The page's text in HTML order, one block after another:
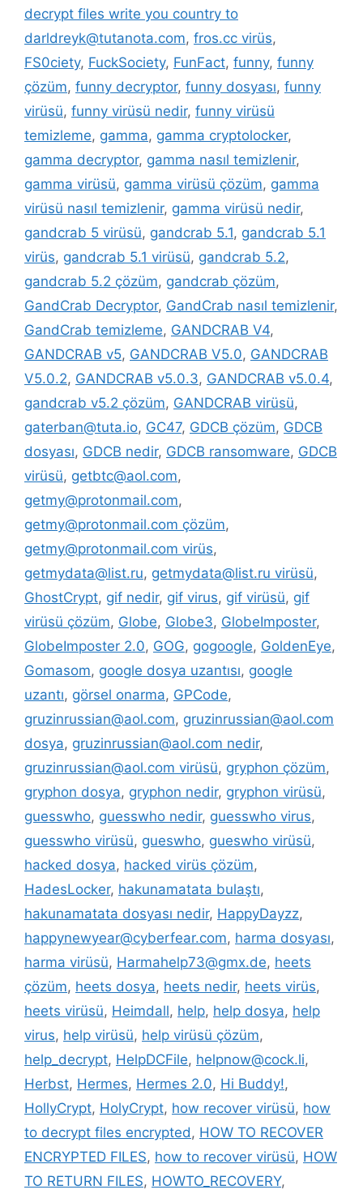
decrypt files write you country to
darldreyk@tutanota.com, fros.cc virüs,
FS0ciety, FuckSociety, FunFact, funny, funny
çözüm, funny decryptor, funny dosyası, funny
virüsü, funny virüsü nedir, funny virüsü
temizleme, gamma, gamma cryptolocker,
gamma decryptor, gamma nasıl temizlenir,
gamma virüsü, gamma virüsü çözüm, gamma
virüsü nasıl temizlenir, gamma virüsü nedir,
gandcrab 5 virüsü, gandcrab 5.1, gandcrab 5.1
virüs, gandcrab 5.1 virüsü, gandcrab 5.2,
gandcrab 5.2 çözüm, gandcrab çözüm,
GandCrab Decryptor, GandCrab nasıl temizlenir,
GandCrab temizleme, GANDCRAB V4,
GANDCRAB v5, GANDCRAB V5.0, GANDCRAB
V5.0.2, GANDCRAB v5.0.3, GANDCRAB v5.0.4,
gandcrab v5.2 çözüm, GANDCRAB virüsü,
gaterban@tuta.io, GC47, GDCB çözüm, GDCB
dosyası, GDCB nedir, GDCB ransomware, GDCB
virüsü, getbtc@aol.com,
getmy@protonmail.com,
getmy@protonmail.com çözüm,
getmy@protonmail.com virüs,
getmydata@list.ru, getmydata@list.ru virüsü,
GhostCrypt, gif nedir, gif virus, gif virüsü, gif
virüsü çözüm, Globe, Globe3, GlobeImposter,
GlobeImposter 2.0, GOG, gogoogle, GoldenEye,
Gomasom, google dosya uzantısı, google
uzantı, görsel onarma, GPCode,
gruzinrussian@aol.com, gruzinrussian@aol.com
dosya, gruzinrussian@aol.com nedir,
gruzinrussian@aol.com virüsü, gryphon çözüm,
gryphon dosya, gryphon nedir, gryphon virüsü,
guesswho, guesswho nedir, guesswho virus,
guesswho virüsü, gueswho, gueswho virüsü,
hacked dosya, hacked virüs çözüm,
HadesLocker, hakunamatata bulaştı,
hakunamatata dosyası nedir, HappyDayzz,
happynewyear@cyberfear.com, harma dosyası,
harma virüsü, Harmahelp73@gmx.de, heets
çözüm, heets dosya, heets nedir, heets virüs,
heets virüsü, Heimdall, help, help dosya, help
virus, help virüsü, help virüsü çözüm,
help_decrypt, HelpDCFile, helpnow@cock.li,
Herbst, Hermes, Hermes 2.0, Hi Buddy!,
HollyCrypt, HolyCrypt, how recover virüsü, how
to decrypt files encrypted, HOW TO RECOVER
ENCRYPTED FILES, how to recover virüsü, HOW
TO RETURN FILES, HOWTO_RECOVERY,